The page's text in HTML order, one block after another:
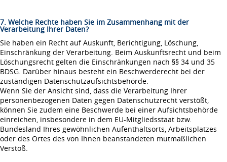
7. Welche Rechte haben Sie im Zusammenhang mit der
Verarbeitung Ihrer Daten?
Sie haben ein Recht auf Auskunft, Berichtigung, Löschung,
Einschränkung der Verarbeitung. Beim Auskunftsrecht und beim
Löschungsrecht gelten die Einschränkungen nach §§ 34 und 35
BDSG. Darüber hinaus besteht ein Beschwerderecht bei der
zuständigen Datenschutzaufsichtsbehörde.
Wenn Sie der Ansicht sind, dass die Verarbeitung Ihrer
personenbezogenen Daten gegen Datenschutzrecht verstößt,
können Sie zudem eine Beschwerde bei einer Aufsichtsbehörde
einreichen, insbesondere in dem EU-Mitgliedsstaat bzw.
Bundesland Ihres gewöhnlichen Aufenthaltsorts, Arbeitsplatzes
oder des Ortes des von Ihnen beanstandeten mutmaßlichen
Verstoß.